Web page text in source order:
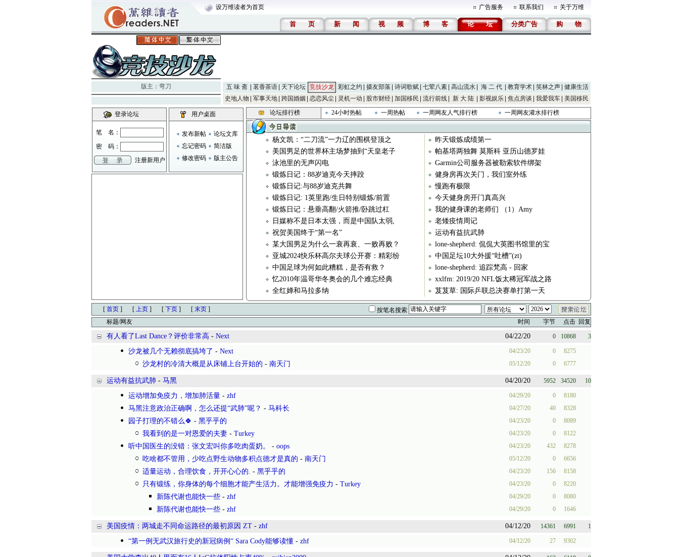
设万维读者为首页 广告服务 联系我们 关于万维
首 页 新 闻 视 频 博 客 论 坛 分类广告 购 物
版主： 弯刀 五 味 斋 茗香茶语 天下论坛 竞技沙龙 彩虹之约 摄友部落 诗词歌赋 七荤八素 高山流水 海 二 代 教育学术 笑林之声 健康生活
史地人物
军事天地 跨国婚姻 恋恋风尘 灵机一动 股市财经 加国移民 流行前线 新 大 陆 影视娱乐 焦点房谈 我爱我车 美国移民
登录论坛
笔 名：
密 码：
注册新用户
用户桌面
发布新帖
论坛文库
忘记密码
简洁版
修改密码
版主公告
论坛排行榜 24小时热帖 一周热帖 一周网友人气排行榜 一周网友灌水排行榜
杨文凯：“二刀流”一力辽的围棋登顶之
昨天锻炼成绩第一
美国男足的世界杯主场梦抽到“天皇老子
帕基塔两独舞 莫斯科 亚历山德罗娃
泳池里的无声闪电
Garmin公司服务器被勒索软件绑架
锻炼日记：88岁迪克今天摔跤
健身房再次关门，我们室外练
锻炼日记:与88岁迪克共舞
慢跑有极限
锻炼日记: 1英里跑/生日特别锻炼/前置
今天健身房开门真高兴
锻炼日记：悬垂高翻/火箭推/卧跳过杠
我的健身课的老师们 （1）Amy
日媒称不是日本太强，而是中国队太弱,
老矮疫情周记
祝贺美国终于“第一名”
运动有益抗武肺
某大国男足为什么一衰再衰、一败再败？
lone-shepherd: 侃侃大英图书馆里的宝
亚城2024快乐杯高尔夫球公开赛：精彩纷
中国足坛10大外援“吐槽”(zt)
中国足球为何如此糟糕，是否有救？
lone-shepherd: 追踪梵高 - 回家
忆2010年温哥华冬奥会的几个难忘经典
xxlfm: 2019/20 NFL饭太稀冠军战之路
全红婵和马拉多纳
芨芨草: 国际乒联总决赛单打第一天
[ 首页 ] [ 上页 ] [ 下页 ] [ 末页 ]
按笔名搜索
标题/网友
时间 字节 点击 回复
有人看了Last Dance？评价非常高 - Next 04/22/20 0 10868 3
沙龙被几个无赖彻底搞垮了 - Next 04/23/20 0 8275
沙龙村的冷清大概是从床铺上台开始的 - 南天门 05/12/20 0 6777
运动有益抗武肺 - 马黑 04/20/20 5952 34520 10
运动增加免疫力，增加肺活量 - zhf 04/29/20 0 8180
马黑注意政治正确啊，怎么还提“武肺”呢？ - 马科长 04/27/20 40 8328
园子打理的不错么🍀 - 黑乎乎的 04/23/20 0 8089
我看到的是一对恩爱的夫妻 - Turkey 04/23/20 0 8122
听中国医生的没错：张文宏叫你多吃肉蛋奶。 - oops 04/23/20 432 8278
吃啥都不管用，少吃点野生动物多积点德才是真的 - 南天门 05/12/20 0 6656
适量运动，合理饮食，开开心心的. - 黑乎乎的 04/23/20 156 8158
只有锻练，你身体的每个细胞才能产生活力。才能增强免疫力 - Turkey 04/23/20 0 8220
新陈代谢也能快一些 - zhf 04/29/20 0 8080
新陈代谢也能快一些 - zhf 04/29/20 0 1646
美国疫情：两城走不同命运路径的最初原因 ZT - zhf 04/12/20 14361 6991 1
“第一例无武汉旅行史的新冠病例“ Sara Cody能够读懂 - zhf 04/12/20 27 9302